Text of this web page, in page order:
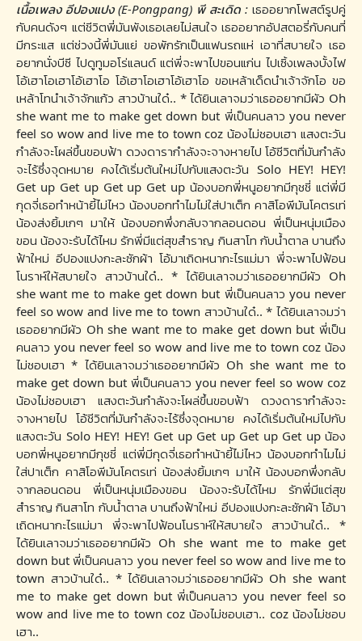
เนื้อเพลง อีปองแปง (E-Pongpang) พี สะเดิด : เธออยากโพสต์รูปคู่
กับคนดังๆ แต่ชีวิตพี่มันพังเธอเลยไม่สนใจ เธออยากอัปสตอรี่กับคนที่
มีกระแส แต่ช่วงนี้พี่มันแย่ ขอพักรักเป็นแฟนรถแห่ เอาที่สบายใจ เธอ
อยากนั่งบีซี ไปดูทูมอโร่แลนด์ แต่พี่จะพาไปขอนแก่น ไปเซิ้งเพลงบั้งไฟ
โอ้เฮาโอเฮาโอ้เฮาโอ โอ้เฮาโอเฮาโอ้เฮาโอ ขอเหล้าเด็ดนำเจ้าจักโอ ขอ
เหล้าโทนำเจ้าจักแก้ว สาวบ้านใด๋.. * ได้ยินเลาจมว่าเธออยากมีผัว Oh
she want me to make get down but พี่เป็นคนลาว you never
feel so wow and live me to town coz น้องไม่ชอบเฮา แสงตะวัน
กำลังจะโผล่ขึ้นขอบฟ้า ดวงดารากำลังจะจางหายไป โอ้ชีวิตที่มันกำลัง
จะไร้ซึ่งจุดหมาย คงได้เริ่มต้นใหม่ไปกับแสงตะวัน Solo HEY! HEY!
Get up Get up Get up Get up น้องบอกพี่หนูอยากมีกุชชี่ แต่พี่มี
กุดจี่เธอทำหน้ายี้ไม่ไหว น้องบอกทำไมไม่ใส่ปาเต็ก คาสิโอพีมันโคตรเท่
น้องส่งยิ้มเกๆ มาให้ น้องบอกพึ่งกลับจากลอนดอน พี่เป็นหนุ่มเมือง
ขอน น้องจะรับได้ไหม รักพี่มีแต่สุขสำราญ กินสาโท กับน้ำตาล บานถึง
ฟ้าใหม่ อีปองแปงกะละซักผ้า โอ้มาเถิดหนากะไรแม่มา พี่จะพาไปฟ้อน
โนราห์ให้สบายใจ สาวบ้านใด๋.. * ได้ยินเลาจมว่าเธออยากมีผัว Oh
she want me to make get down but พี่เป็นคนลาว you never
feel so wow and live me to town สาวบ้านใด๋.. * ได้ยินเลาจมว่า
เธออยากมีผัว Oh she want me to make get down but พี่เป็น
คนลาว you never feel so wow and live me to town coz น้อง
ไม่ชอบเฮา * ได้ยินเลาจมว่าเธออยากมีผัว Oh she want me to
make get down but พี่เป็นคนลาว you never feel so wow coz
น้องไม่ชอบเฮา แสงตะวันกำลังจะโผล่ขึ้นขอบฟ้า ดวงดารากำลังจะ
จางหายไป โอ้ชีวิตที่มันกำลังจะไร้ซึ่งจุดหมาย คงได้เริ่มต้นใหม่ไปกับ
แสงตะวัน Solo HEY! HEY! Get up Get up Get up Get up น้อง
บอกพี่หนูอยากมีกุชชี่ แต่พี่มีกุดจี่เธอทำหน้ายี้ไม่ไหว น้องบอกทำไมไม่
ใส่ปาเต็ก คาสิโอพีมันโคตรเท่ น้องส่งยิ้มเกๆ มาให้ น้องบอกพึ่งกลับ
จากลอนดอน พี่เป็นหนุ่มเมืองขอน น้องจะรับได้ไหม รักพี่มีแต่สุข
สำราญ กินสาโท กับน้ำตาล บานถึงฟ้าใหม่ อีปองแปงกะละซักผ้า โอ้มา
เถิดหนากะไรแม่มา พี่จะพาไปฟ้อนโนราห์ให้สบายใจ สาวบ้านใด๋.. *
ได้ยินเลาจมว่าเธออยากมีผัว Oh she want me to make get
down but พี่เป็นคนลาว you never feel so wow and live me to
town สาวบ้านใด๋.. * ได้ยินเลาจมว่าเธออยากมีผัว Oh she want
me to make get down but พี่เป็นคนลาว you never feel so
wow and live me to town coz น้องไม่ชอบเฮา.. coz น้องไม่ชอบ
เฮา..